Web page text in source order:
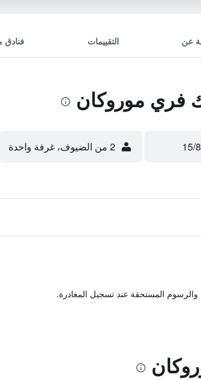
عن التقييمات فنادق
فري موروكان
2 من الضيوف، غرفة واحدة
المستحقة عند تسجيل المغادرة.